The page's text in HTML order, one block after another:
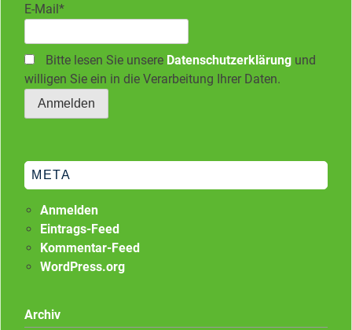
E-Mail*
Bitte lesen Sie unsere Datenschutzerklärung und
willigen Sie ein in die Verarbeitung Ihrer Daten.
META
Anmelden
Eintrags-Feed
Kommentar-Feed
WordPress.org
Archiv